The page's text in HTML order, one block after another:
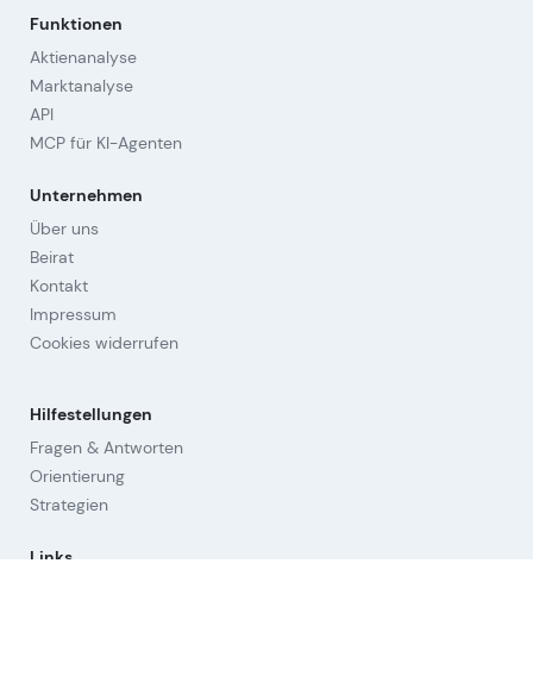
Funktionen
Aktienanalyse
Marktanalyse
API
MCP für KI-Agenten
Unternehmen
Über uns
Beirat
Kontakt
Impressum
Cookies widerrufen
Hilfestellungen
Fragen & Antworten
Orientierung
Strategien
Links